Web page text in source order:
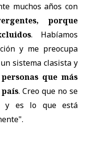
muchos años con
porque
. Habíamos
y me preocupa
sistema clasista y
que más
. Creo que no se
y es lo que está